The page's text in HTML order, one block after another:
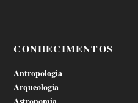
CONHECIMENTOS
Antropologia
Arqueologia